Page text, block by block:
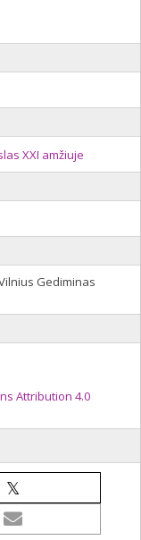
XXI amžiuje
Gediminas
Attribution 4.0